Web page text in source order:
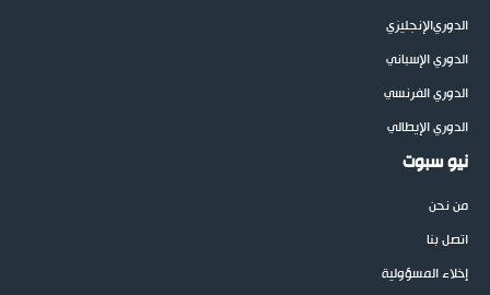
الدوريالإنجليزي
الدوري الإسباني
الدوري الفرنسي
الدوري الإيطالي
نيو سبوت
من نحن
اتصل بنا
إخلاء المسؤولية